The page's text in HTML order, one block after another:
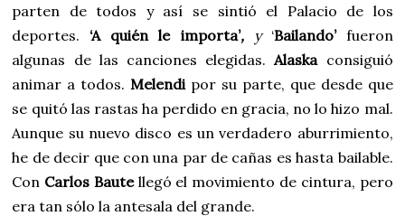
parten de todos y así se sintió el Palacio de los
deportes. ‘A quién le importa’,y‘Bailando’ fueron
algunas de las canciones elegidas.Alaskaconsiguió
animar a todos. Melendi por su parte, que desde que
se quitó las rastas ha perdido en gracia, no lo hizo mal.
Aunque su nuevo disco es un verdadero aburrimiento,
he de decir que con una par de cañas es hasta bailable.
Con Carlos Bautellegó el movimiento de cintura, pero
era tan sólo la antesala del grande.